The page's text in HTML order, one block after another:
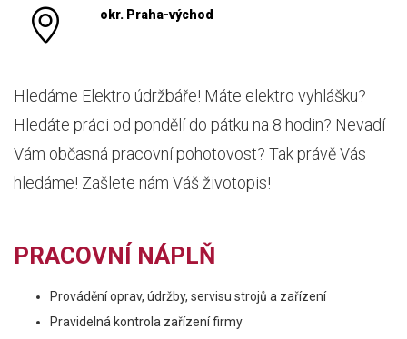
okr. Praha-východ
Hledáme Elektro údržbáře! Máte elektro vyhlášku?
Hledáte práci od pondělí do pátku na 8 hodin? Nevadí
Vám občasná pracovní pohotovost? Tak právě Vás
hledáme! Zašlete nám Váš životopis!
PRACOVNÍ NÁPLŇ
Provádění oprav, údržby, servisu strojů a zařízení
Pravidelná kontrola zařízení firmy